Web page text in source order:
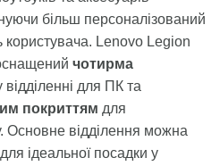
більш персоналізований
користувача. Lenovo Legion
чотирма
відділенні для ПК та
покриттям для
Основне відділення можна
для ідеальної посадки у